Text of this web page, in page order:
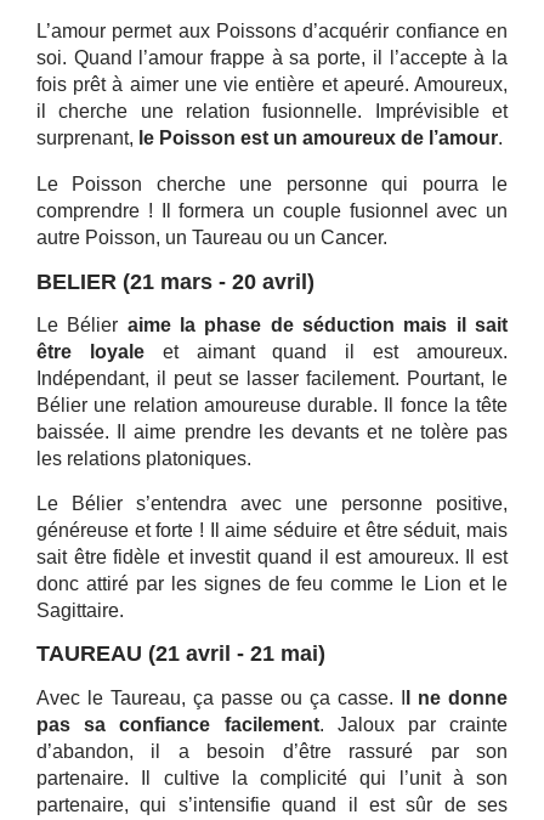
L’amour permet aux Poissons d’acquérir confiance en
soi. Quand l’amour frappe à sa porte, il l’accepte à la
fois prêt à aimer une vie entière et apeuré. Amoureux,
il cherche une relation fusionnelle. Imprévisible et
surprenant, le Poisson est un amoureux de l’amour.
Le Poisson cherche une personne qui pourra le
comprendre ! Il formera un couple fusionnel avec un
autre Poisson, un Taureau ou un Cancer.
BELIER (21 mars - 20 avril)
Le Bélier aime la phase de séduction mais il sait
être loyaleet aimant quand il est amoureux.
Indépendant, il peut se lasser facilement. Pourtant, le
Bélier une relation amoureuse durable. Il fonce la tête
baissée. Il aime prendre les devants et ne tolère pas
les relations platoniques.
Le Bélier s’entendra avec une personne positive,
généreuse et forte ! Il aime séduire et être séduit, mais
sait être fidèle et investit quand il est amoureux. Il est
donc attiré par les signes de feu comme le Lion et le
Sagittaire.
TAUREAU (21 avril - 21 mai)
Avec le Taureau, ça passe ou ça casse. I
l ne donne
pas sa confiance facilement. Jaloux par crainte
d’abandon, il a besoin d’être rassuré par son
partenaire. Il cultive la complicité qui l’unit à son
partenaire, qui s’intensifie quand il est sûr de ses